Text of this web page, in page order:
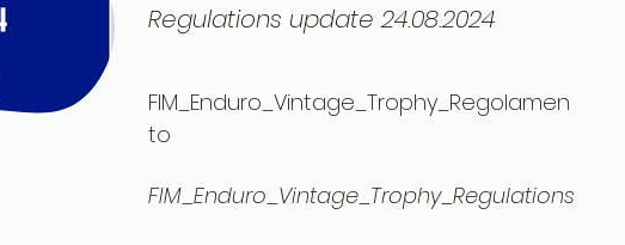
Regulations update 24.08.2024
FIM_Enduro_Vintage_Trophy_Regolamen
to
FIM_Enduro_Vintage_Trophy_Regulations